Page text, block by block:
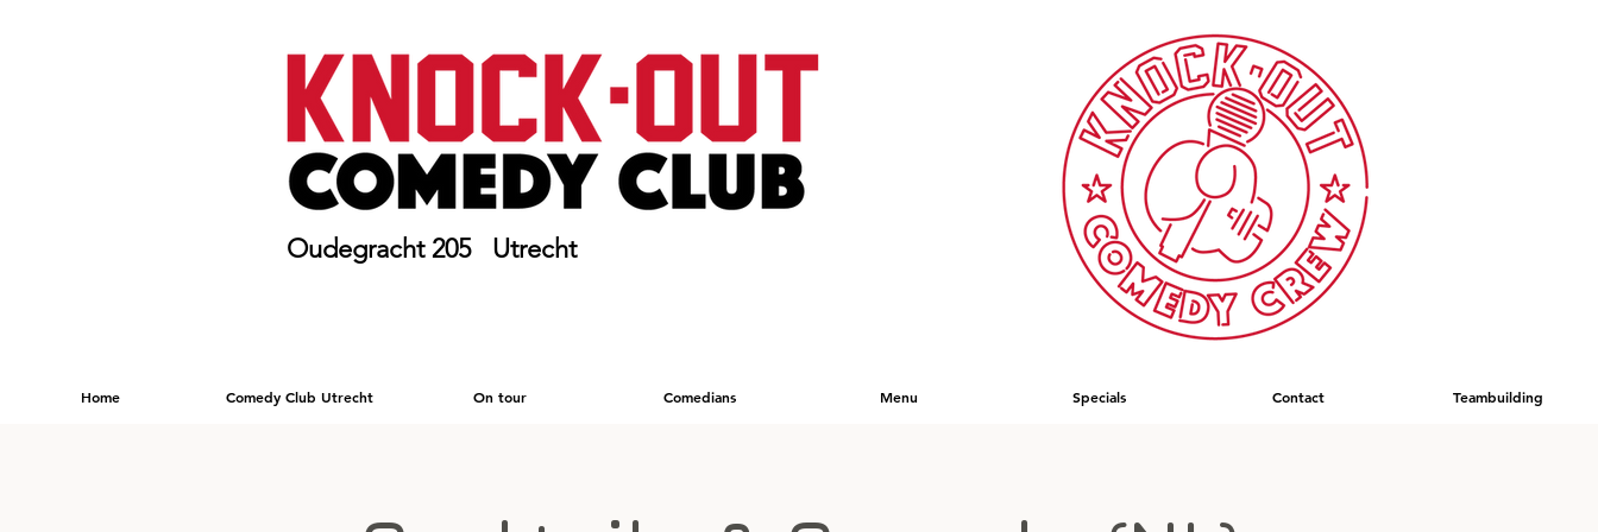
Oudegracht 205 Utrecht
Home Comedy Club Utrecht On tour Comedians Menu Specials Contact Teambuilding